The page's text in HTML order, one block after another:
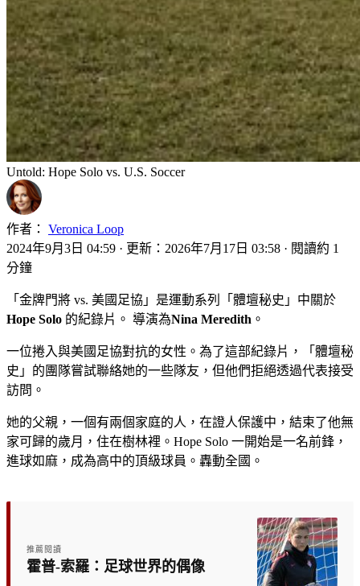
Untold: Hope Solo vs. U.S. Soccer
作者： Veronica Loop
2024年9月3日 04:59 · 更新：2026年7月17日 03:58 · 閱讀約 1
分鐘
「金牌門將 vs. 美國足協」是運動系列「體壇秘史」中關於
Hope Solo 的紀錄片。 導演為Nina Meredith 。
一位捲入與美國足協對抗的女性。為了這部紀錄片，「體壇秘
史」的團隊嘗試聯絡她的一些隊友，但他們拒絕透過代表接受
訪問。
她的父親，一個有兩個家庭的人，在證人保護中，結束了他無
家可歸的歲月，住在樹林裡。Hope Solo 一開始是一名前鋒，
進球如麻，成為高中的頂級球員。轟動全國。
推薦閱讀
霍普-索羅：足球世界的偶像